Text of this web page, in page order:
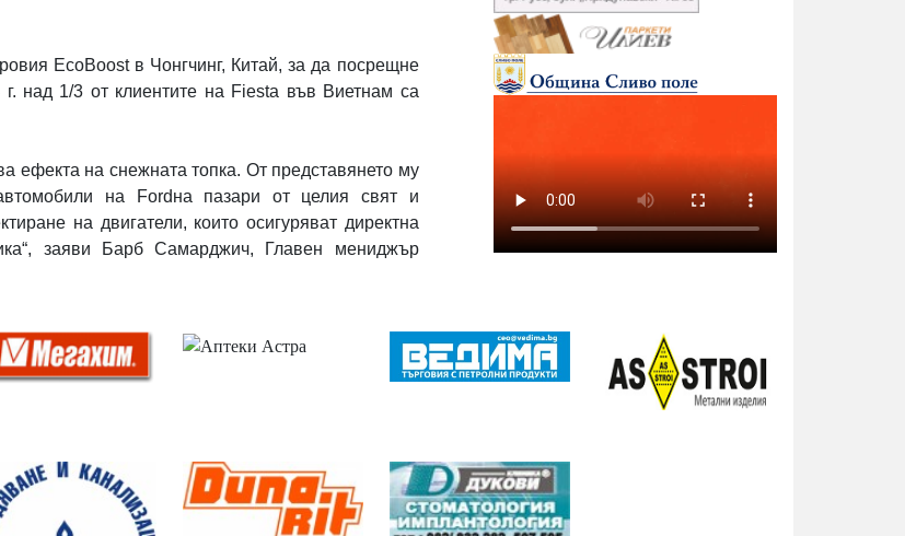
EcoBoostв Чонгчинг, Китай, за да посрещне
над 1/3 от клиентите на Fiesta във Виетнам са
ефекта на снежната топка. От представянето му
на
Fordна пазари от целия свят и
на двигатели, които осигуряват директна
заяви Барб Самарджич, Главен мениджър